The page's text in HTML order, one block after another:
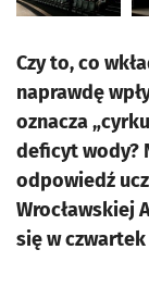
Czy to, co
naprawdę
oznacza
deficyt wody?
odpowiedź
Wrocławskiej
się w